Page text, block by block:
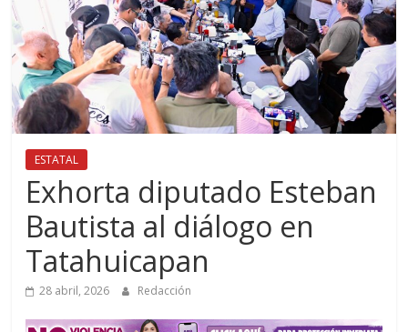
ESTATAL
Exhorta diputado Esteban
Bautista al diálogo en
Tatahuicapan
28 abril, 2026 Redacción